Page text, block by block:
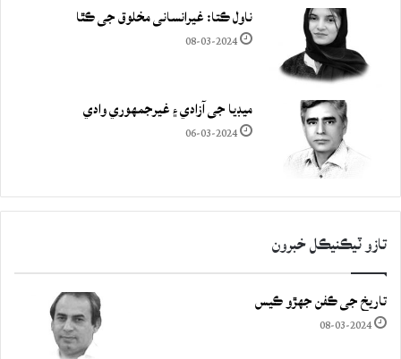
ناول ڪتا: غيرانساني مخلوق جي ڪٿا
08-03-2024
ميڊيا جي آزادي ۽ غيرجمھوري وادي
06-03-2024
تازو ٽيڪنيڪل خبرون
تاريخ جي ڪفن جھڙو ڪيس
08-03-2024